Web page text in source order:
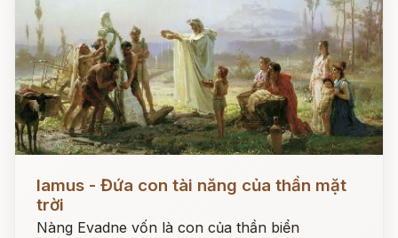
Iamus - Đứa con tài năng của thần mặt
trời
Nàng Evadne vốn là con của thần biển